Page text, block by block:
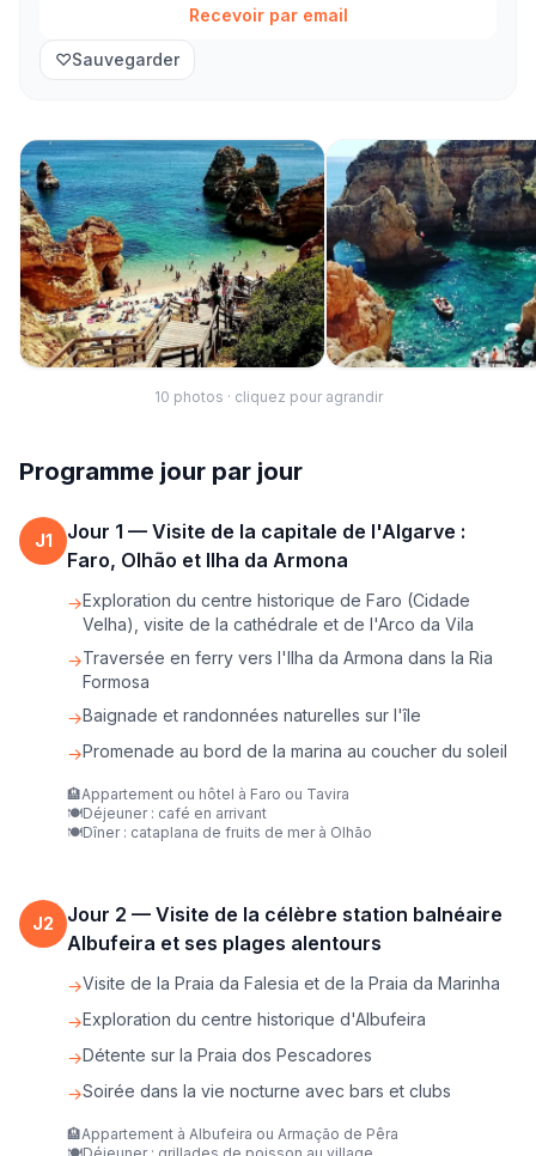
Recevoir par email
♡Sauvegarder
10 photos · cliquez pour agrandir
Programme jour par jour
J1 Jour 1 — Visite de la capitale de l'Algarve :
Faro, Olhão et Ilha da Armona
→Exploration du centre historique de Faro (Cidade
Velha), visite de la cathédrale et de l'Arco da Vila
→Traversée en ferry vers l'Ilha da Armona dans la Ria
Formosa
→Baignade et randonnées naturelles sur l'île
→Promenade au bord de la marina au coucher du soleil
🏨Appartement ou hôtel à Faro ou Tavira
🍽️Déjeuner : café en arrivant
🍽️Dîner : cataplana de fruits de mer à Olhão
J2 Jour 2 — Visite de la célèbre station balnéaire
Albufeira et ses plages alentours
→Visite de la Praia da Falesia et de la Praia da Marinha
→Exploration du centre historique d'Albufeira
→Détente sur la Praia dos Pescadores
→Soirée dans la vie nocturne avec bars et clubs
🏨Appartement à Albufeira ou Armação de Pêra